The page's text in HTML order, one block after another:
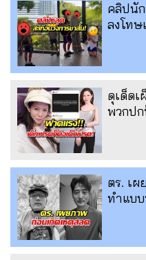
คลิปนั
ลงโทษ
ดุเด็ด
พวกป
ตร. เผ
ทำแบ